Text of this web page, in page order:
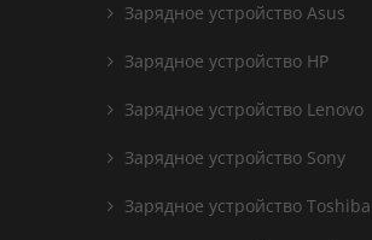
Зарядное устройство Asus
Зарядное устройство HP
Зарядное устройство Lenovo
Зарядное устройство Sony
Зарядное устройство Toshiba